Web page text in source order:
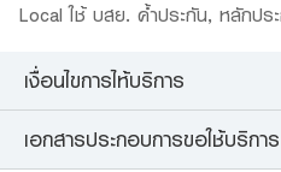
Local ใช้ บสย. ค้ำประกัน, หลักป
เงื่อนไขการไห้บริการ
เอกสารประกอบการขอใช้บริการ